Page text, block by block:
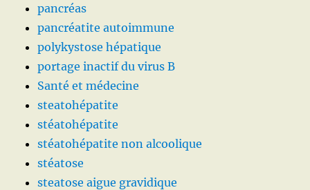
pancréas
pancréatite autoimmune
polykystose hépatique
portage inactif du virus B
Santé et médecine
steatohépatite
stéatohépatite
stéatohépatite non alcoolique
stéatose
steatose aigue gravidique